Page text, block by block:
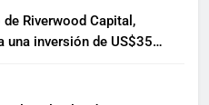
Riverwood Capital,
una inversión de US$35